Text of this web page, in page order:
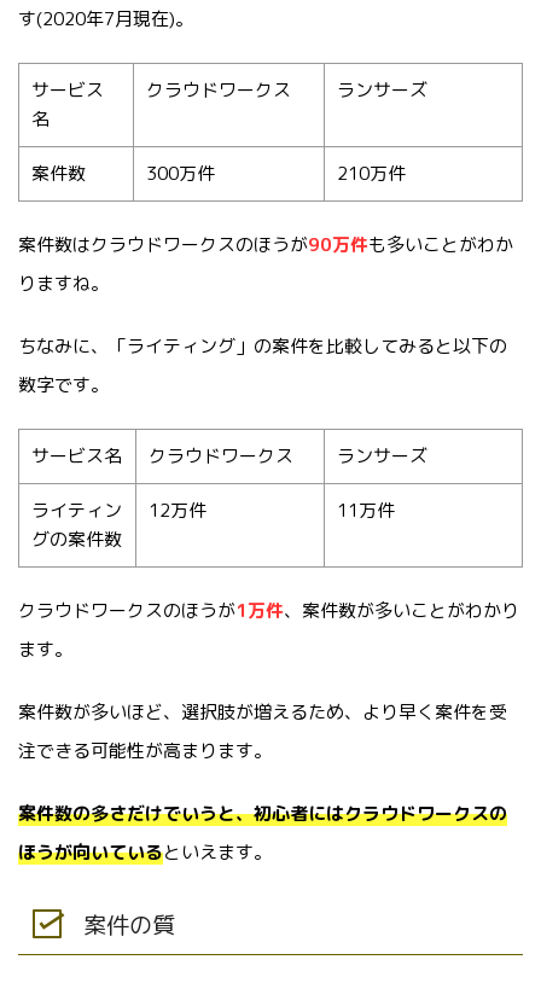
す(2020年7月現在)。
サービス
名
クラウドワークス ランサーズ
案件数 300万件 210万件
案件数はクラウドワークスのほうが90万件も多いことがわか
りますね。
ちなみに、「ライティング」の案件を比較してみると以下の
数字です。
サービス名 クラウドワークス ランサーズ
ライティン
グの案件数
12万件 11万件
クラウドワークスのほうが1万件、案件数が多いことがわかり
ます。
案件数が多いほど、選択肢が増えるため、より早く案件を受
注できる可能性が高まります。
案件数の多さだけでいうと、初心者にはクラウドワークスの
ほうが向いているといえます。
案件の質